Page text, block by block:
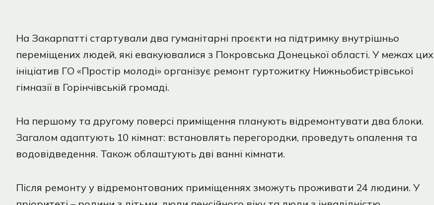
На Закарпатті стартували два гуманітарні проєкти на підтримку внутрішньо
переміщених людей, які евакуювалися з Покровська Донецької області. У межах цих
ініціатив ГО «Простір молоді» організує ремонт гуртожитку Нижньобистрівської
гімназії в Горінчівській громаді.
На першому та другому поверсі приміщення планують відремонтувати два блоки.
Загалом адаптують 10 кімнат: встановлять перегородки, проведуть опалення та
водовідведення. Також облаштують дві ванні кімнати.
Після ремонту у відремонтованих приміщеннях зможуть проживати 24 людини. У